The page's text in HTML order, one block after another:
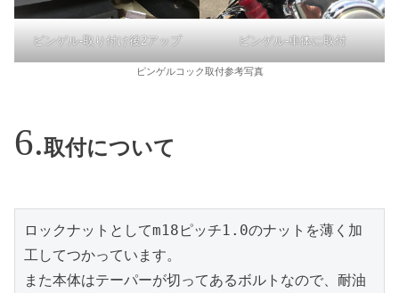
ピンゲル-取り付け後2アップ ピンゲル-車体に取付
ピンゲルコック取付参考写真
取付について
ロックナットとしてm18ピッチ1.0のナットを薄く加
工してつかっています。
また本体はテーパーが切ってあるボルトなので、耐油